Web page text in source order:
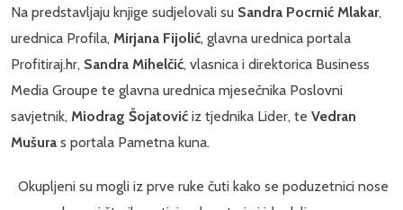
Na predstavljaju knjige sudjelovali su Sandra Pocrnić Mlakar,
urednica Profila, Mirjana Fijolić, glavna urednica portala
Profitiraj.hr, Sandra Mihelčić, vlasnica i direktorica Business
Media Groupe te glavna urednica mjesečnika Poslovni
savjetnik, Miodrag Šojatović iz tjednika Lider, te Vedran
Mušura s portala Pametna kuna.
Okupljeni su mogli iz prve ruke čuti kako se poduzetnici nose